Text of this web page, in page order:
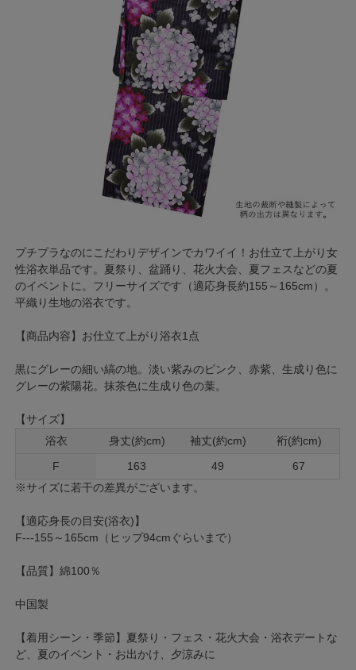
プチプラなのにこだわりデザインでカワイイ！お仕立て上がり女
性浴衣単品です。夏祭り、盆踊り、花火大会、夏フェスなどの夏
のイベントに。フリーサイズです（適応身長約155～165cm）。
平織り生地の浴衣です。
【商品内容】お仕立て上がり浴衣1点
黒にグレーの細い縞の地。淡い紫みのピンク、赤紫、生成り色に
グレーの紫陽花。抹茶色に生成り色の葉。
【サイズ】
浴衣
身丈(約cm) 袖丈(約cm)
裄(約cm)
F
163 49
67
※サイズに若干の差異がございます。
【適応身長の目安(浴衣)】
F---155～165cm（ヒップ94cmぐらいまで）
【品質】綿100％
中国製
【着用シーン・季節】夏祭り・フェス・花火大会・浴衣デートな
ど、夏のイベント・お出かけ、夕涼みに